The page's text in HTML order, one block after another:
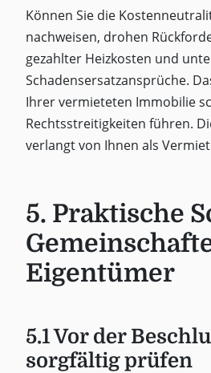
Können Sie die
nachweisen, drohen
gezahlter Heizkosten und
Schadensersatzansprüche.
Ihrer vermieteten Immobilie
Rechtsstreitigkeiten führen.
verlangt von Ihnen als
5. Praktische
Eigentümer
5.1 Vor der
sorgfältig prüfen